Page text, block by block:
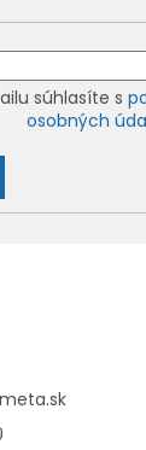
súhlasíte s
osobných